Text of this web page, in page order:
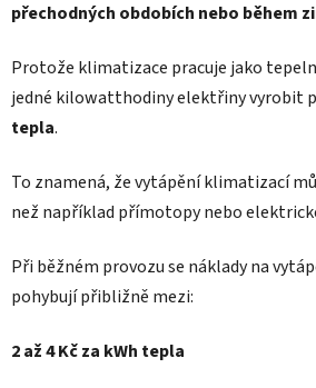
přechodných obdobích nebo během
Protože klimatizace pracuje jako
jedné kilowatthodiny elektřiny vyrobit
tepla.
To znamená, že vytápění klimatizací
než například přímotopy nebo
Při běžném provozu se náklady na
pohybují přibližně mezi:
2 až 4 Kč za kWh tepla